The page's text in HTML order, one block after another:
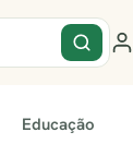
Educação